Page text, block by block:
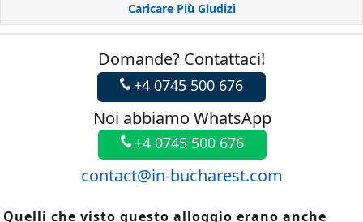
Caricare Più Giudizi
Domande? Contattaci!
+4 0745 500 676
Noi abbiamo WhatsApp
+4 0745 500 676
contact@in-bucharest.com
Quelli che visto questo alloggio erano anche